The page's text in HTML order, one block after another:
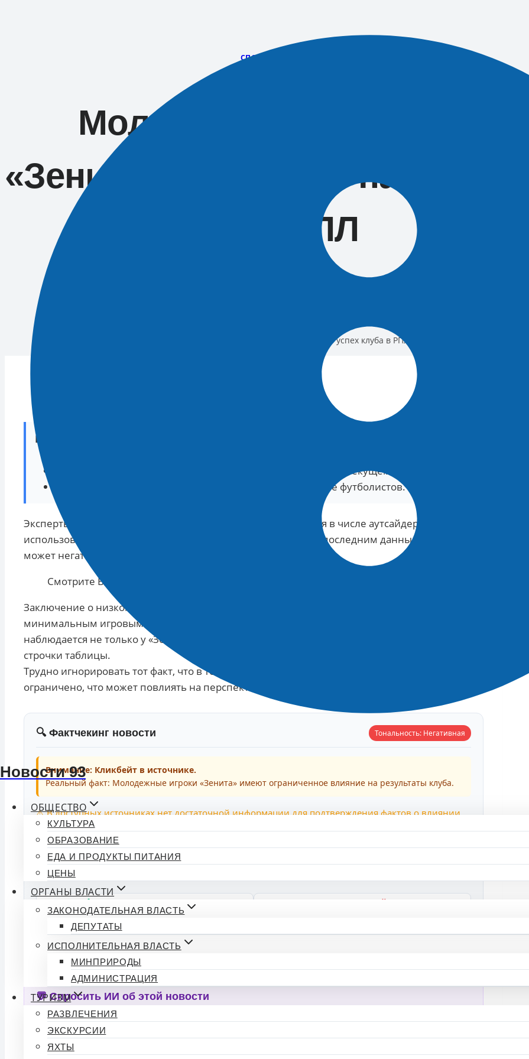
Новости 93
ОБЩЕСТВО
КУЛЬТУРА
ОБРАЗОВАНИЕ
ЕДА И ПРОДУКТЫ ПИТАНИЯ
ЦЕНЫ
ОРГАНЫ ВЛАСТИ
ЗАКОНОДАТЕЛЬНАЯ ВЛАСТЬ
ДЕПУТАТЫ
ИСПОЛНИТЕЛЬНАЯ ВЛАСТЬ
МИНПРИРОДЫ
АДМИНИСТРАЦИЯ
ТУРИЗМ
РАЗВЛЕЧЕНИЯ
ЭКСКУРСИИ
ЯХТЫ
СПОРТ
Молодежные игроки
«Зенита» не влияют на успех
клуба в РПЛ
Молодежные игроки «Зенита» не влияют на успех клуба в РПЛ
Коротко о главном:
Молодые игроки получают минимальное игровое время в текущем сезоне.
Ситуация может повлиять на динамику клуба и развитие футболистов.
Эксперты заявляют, что петербургский клуб «Зенит» оказался в числе аутсайдеров по
использованию талантливой молодежи в составе. Согласно последним данным, этот факт
может негативно сказаться на будущем команды.
Смотрите Все Актуальные
Заключение о низком влиянии молодых игроков на результаты клуба подкреплено их
минимальным игровым временем на поле. Аналитики отмечают, что такая ситуация
наблюдается не только у «Зенита», но и у других команд, которые занимают верхние
строчки таблицы.
Трудно игнорировать тот факт, что в текущем сезоне участие молодежи в матчах РПЛ
ограничено, что может повлиять на перспективы и развитие молодых футболистов.
🔍 Фактчекинг новости Тональность: Негативная
Внимание: Кликбейт в источнике.
Реальный факт: Молодежные игроки «Зенита» имеют ограниченное влияние на результаты клуба.
⚠️ В доступных источниках нет достаточной информации для подтверждения фактов о влиянии
молодежи в «Зените», однако заявленная проблема открыта для обсуждения.
Индекс доверия 50%
👍 ПОДТВЕРЖДАЮ ФАКТ
💬 Спросить ИИ об этой новости
Нейросеть прочитала статью и готова ответить на любые вопросы по тексту.